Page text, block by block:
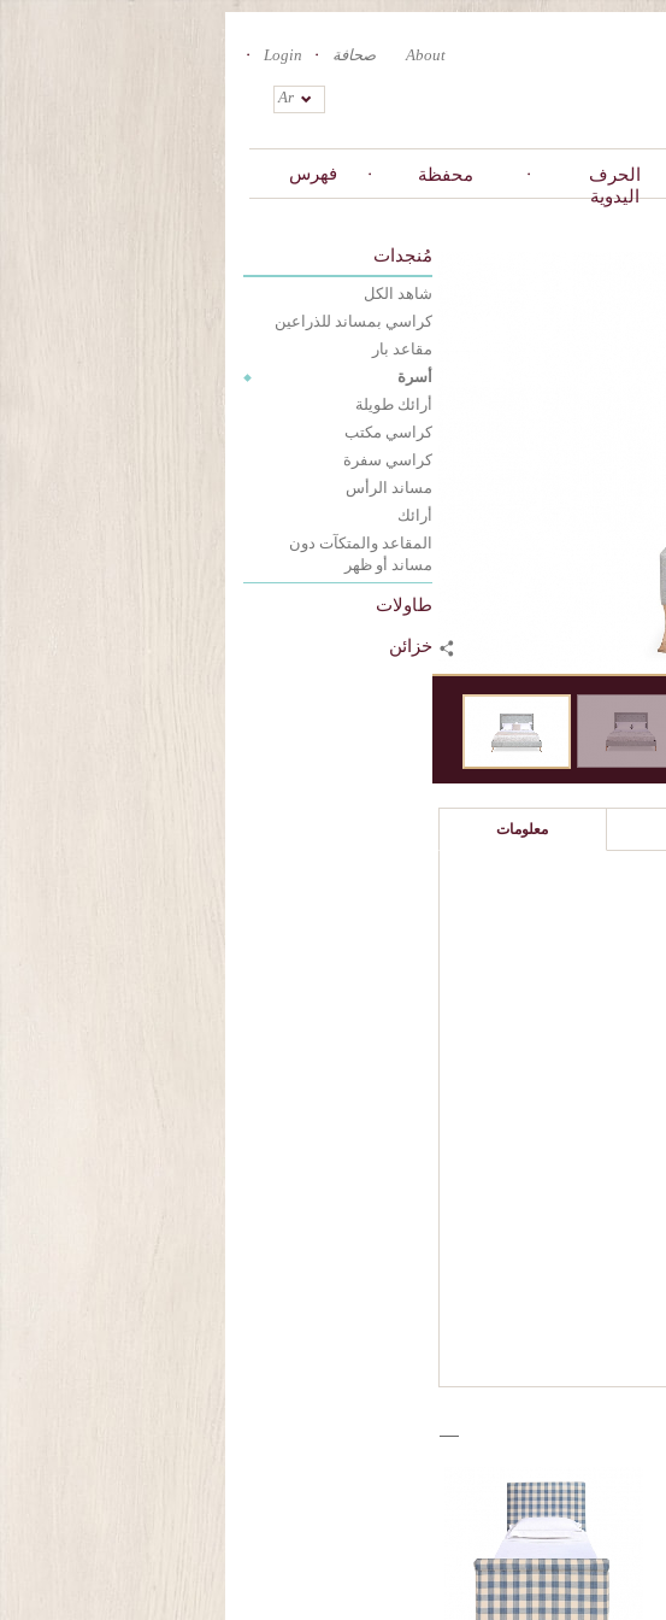
About صحافة Login
Ar
فهرس محفظة
الحرف
اليدوية
مُنجدات
شاهد الكل
كراسي بمساند للذراعين
مقاعد بار
أسرة
أرائك طويلة
كراسي مكتب
كراسي سفرة
مساند الرأس
أرائك
المقاعد والمتكآت دون
مساند أو ظهر
طاولات
خزائن
معلومات